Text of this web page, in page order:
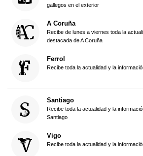
gallegos en el exterior
A Coruña
Recibe de lunes a viernes toda la
destacada de A Coruña
Ferrol
Recibe toda la actualidad y la
Santiago
Recibe toda la actualidad y la
Santiago
Vigo
Recibe toda la actualidad y la